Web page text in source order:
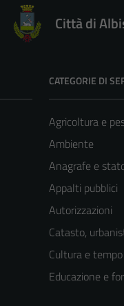
Città di
CATEGORIE DI
Agricoltura e
Ambiente
Anagrafe e
Appalti pubblici
Autorizzazioni
Catasto,
Cultura e
Educazione e